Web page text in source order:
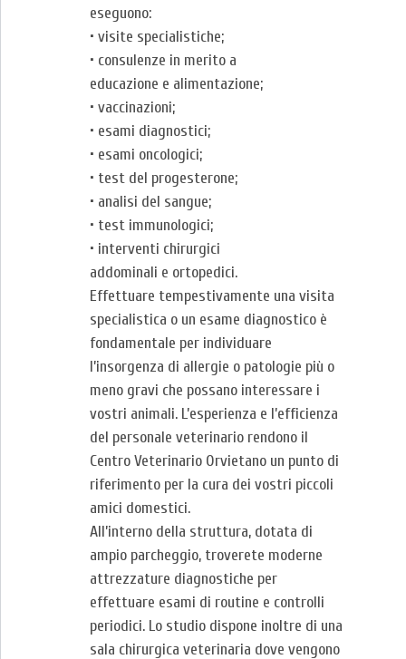
eseguono:
• visite specialistiche;
• consulenze in merito a
educazione e alimentazione;
• vaccinazioni;
• esami diagnostici;
• esami oncologici;
• test del progesterone;
• analisi del sangue;
• test immunologici;
• interventi chirurgici
addominali e ortopedici.
Effettuare tempestivamente una visita
specialistica o un esame diagnostico è
fondamentale per individuare
l’insorgenza di allergie o patologie più o
meno gravi che possano interessare i
vostri animali. L’esperienza e l’efficienza
del personale veterinario rendono il
Centro Veterinario Orvietano un punto di
riferimento per la cura dei vostri piccoli
amici domestici.
All’interno della struttura, dotata di
ampio parcheggio, troverete moderne
attrezzature diagnostiche per
effettuare esami di routine e controlli
periodici. Lo studio dispone inoltre di una
sala chirurgica veterinaria dove vengono